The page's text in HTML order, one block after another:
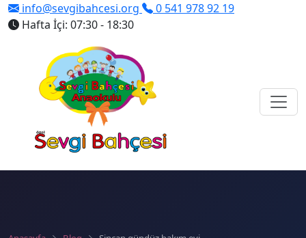
info@sevgibahcesi.org
0 541 978 92 19
Hafta İçi: 07:30 - 18:30